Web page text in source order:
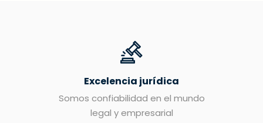
Excelencia jurídica
Somos confiabilidad en el mundo
legal y empresarial